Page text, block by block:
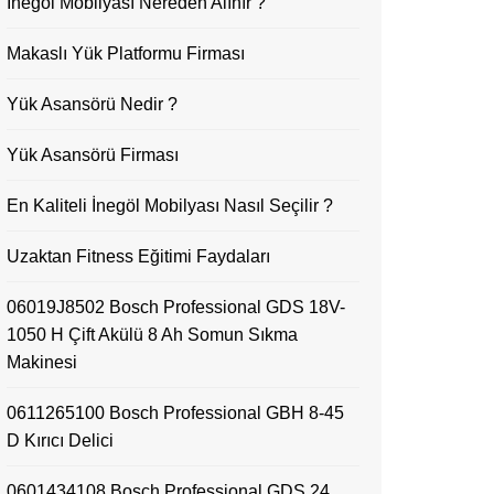
Makaslı Yük Platformu Firması
Yük Asansörü Nedir ?
Yük Asansörü Firması
En Kaliteli İnegöl Mobilyası Nasıl Seçilir ?
Uzaktan Fitness Eğitimi Faydaları
06019J8502 Bosch Professional GDS 18V-
1050 H Çift Akülü 8 Ah Somun Sıkma
Makinesi
0611265100 Bosch Professional GBH 8-45
D Kırıcı Delici